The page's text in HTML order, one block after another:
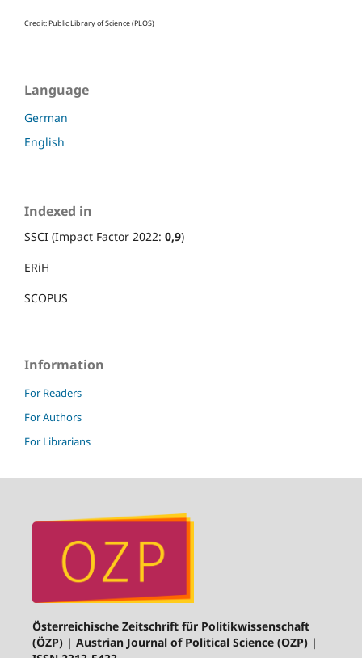
Credit: Public Library of Science (PLOS)
Language
German
English
Indexed in
SSCI (Impact Factor 2022: 0,9)
ERiH
SCOPUS
Information
For Readers
For Authors
For Librarians
Österreichische Zeitschrift für Politikwissenschaft
(ÖZP) | Austrian Journal of Political Science (OZP) |